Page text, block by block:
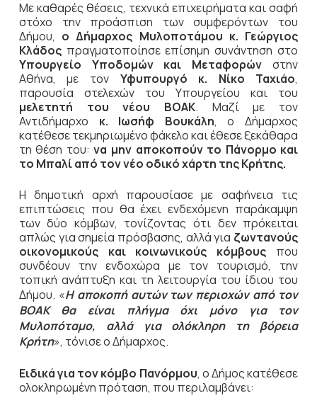
Με καθαρές θέσεις, τεχνικά επιχειρήματα και σαφή
στόχο την προάσπιση των συμφερόντων του
Δήμου, ο Δήμαρχος Μυλοποτάμου κ. Γεώργιος
Κλάδοςπραγματοποίησε επίσημη συνάντηση στο
Υπουργείο Υποδομών και Μεταφορών στην
Αθήνα, με τον Υφυπουργό κ. Νίκο Ταχιάο,
παρουσία στελεχών του Υπουργείου και του
μελετητή του νέου ΒΟΑΚ. Μαζί με τον
Αντιδήμαρχο κ. Ιωσήφ Βουκάλη, ο Δήμαρχος
κατέθεσε τεκμηριωμένο φάκελο και έθεσε ξεκάθαρα
τη θέση του:να μην αποκοπούν το Πάνορμο και
το Μπαλί από τον νέο οδικό χάρτη της Κρήτης.
Η δημοτική αρχή παρουσίασε με σαφήνεια τις
επιπτώσεις που θα έχει ενδεχόμενη παράκαμψη
των δύο κόμβων, τονίζοντας ότι δεν πρόκειται
απλώς για σημεία πρόσβασης, αλλά για ζωντανούς
οικονομικούς και κοινωνικούς κόμβους που
συνδέουν την ενδοχώρα με τον τουρισμό, την
τοπική ανάπτυξη και τη λειτουργία του ίδιου του
Δήμου. «Η αποκοπή αυτών των περιοχών από τον
ΒΟΑΚ θα είναι πλήγμα όχι μόνο για τον
Μυλοπόταμο, αλλά για ολόκληρη τη βόρεια
Κρήτη», τόνισε ο Δήμαρχος.
Ειδικά για τον κόμβο Πανόρμου, ο Δήμος κατέθεσε
ολοκληρωμένη πρόταση, που περιλαμβάνει: